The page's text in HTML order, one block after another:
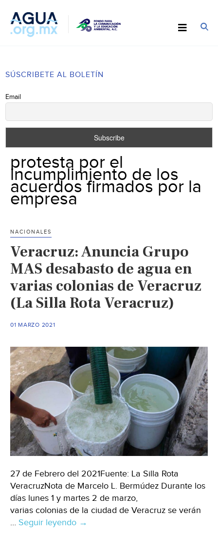
SÚSCRIBETE AL BOLETÍN
Email
protesta por el
incumplimiento de los
acuerdos firmados por la
empresa
NACIONALES
Veracruz: Anuncia Grupo
MAS desabasto de agua en
varias colonias de Veracruz
(La Silla Rota Veracruz)
01 MARZO 2021
27 de Febrero del 2021Fuente: La Silla Rota
VeracruzNota de Marcelo L. Bermúdez Durante los
días lunes 1 y martes 2 de marzo,
varias colonias de la ciudad de Veracruz se verán
… Seguir leyendo Veracruz:
→